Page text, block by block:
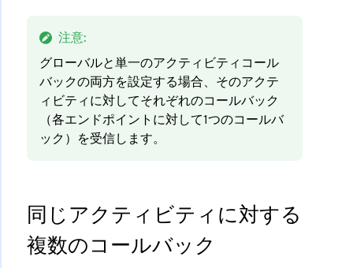
注意:
グローバルと単一のアクティビティコール
バックの両方を設定する場合、そのアクテ
ィビティに対してそれぞれのコールバック
（各エンドポイントに対して1つのコールバ
ック）を受信します。
同じアクティビティに対する
複数のコールバック